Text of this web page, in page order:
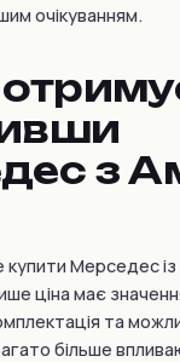
очікуванням.
з
купити Мерседес
ціна має
та
більше